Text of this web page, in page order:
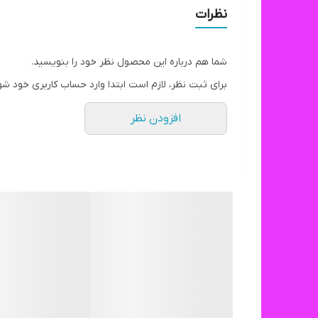
نظرات
شما هم درباره این محصول نظر خود را بنویسید.
برای ثبت نظر، لازم است ابتدا وارد حساب کاربری خود
افزودن نظر